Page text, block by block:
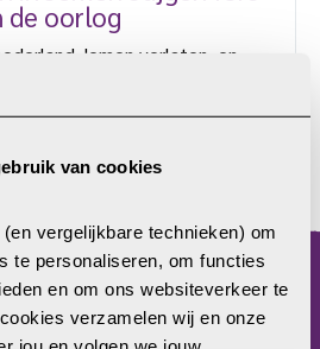
van cookies
vergelijkbare technieken) om
te personaliseren, om functies
en om ons websiteverkeer te
verzamelen wij en onze
de oorlog
Jemen verlaten, en
niet alleen afscheid van
de Islam. Hij noemt zichzelf
armoede in Jemen en
Hij signaleert een enorme
kindhuwelijken sinds het
in […]